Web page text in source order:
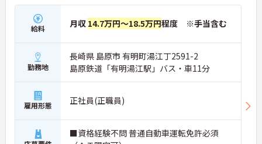
給料 月収 14.7万円～18.5万円程度 ※手当含む
勤務地
長崎県 島原市 有明町湯江丁2591-2
島原鉄道「有明湯江駅」バス・車11分
雇用形態 正社員(正職員)
■資格経験不問 普通自動車運転免許必須